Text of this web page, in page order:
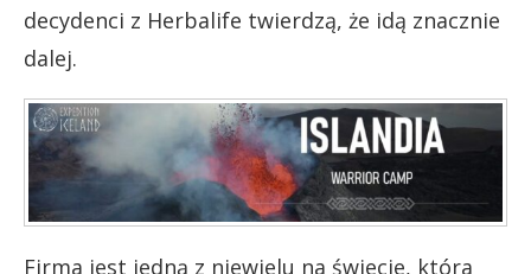
decydenci z Herbalife twierdzą, że idą znacznie
dalej.
Firma jest jedną z niewielu na świecie, która